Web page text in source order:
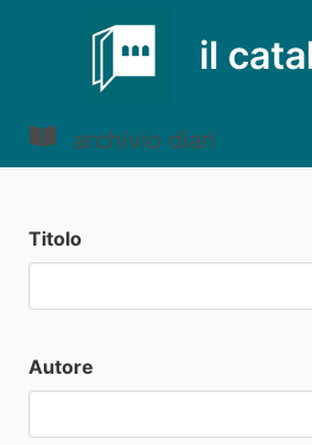
il
archivio diari
Titolo
Autore